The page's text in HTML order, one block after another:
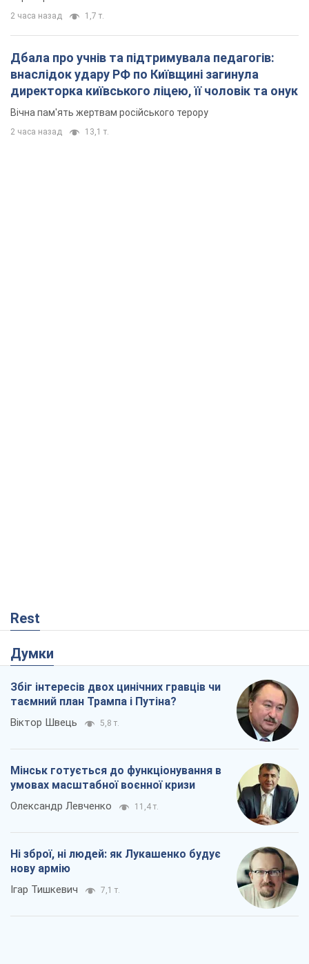
2 часа назад 1,7 т.
Дбала про учнів та підтримувала педагогів:
внаслідок удару РФ по Київщині загинула
директорка київського ліцею, її чоловік та онук
Вічна пам'ять жертвам російського терору
2 часа назад 13,1 т.
Rest
Думки
Збіг інтересів двох цинічних гравців чи
таємний план Трампа і Путіна?
Віктор Швець 5,8 т.
Мінськ готується до функціонування в
умовах масштабної воєнної кризи
Олександр Левченко 11,4 т.
Ні зброї, ні людей: як Лукашенко будує
нову армію
Ігар Тишкевич 7,1 т.